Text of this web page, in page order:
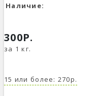
Наличие:
300Р.
за 1 кг.
15 или более: 270р.